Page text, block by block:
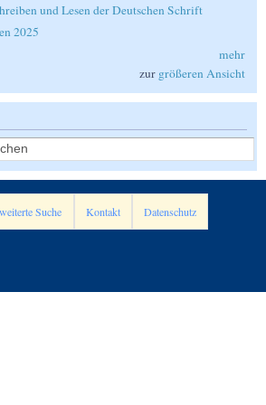
und Lesen der Deutschen Schrift
2025
mehr
zur größeren Ansicht
Suche Kontakt Datenschutz